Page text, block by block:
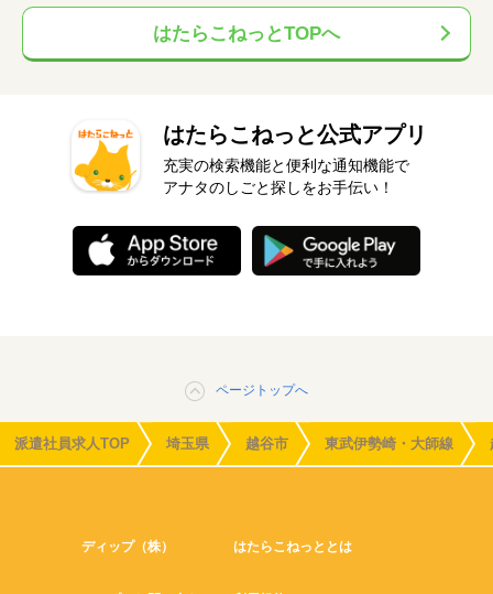
はたらこねっとTOPへ
はたらこねっと公式アプリ
充実の検索機能と便利な通知機能で
アナタのしごと探しをお手伝い！
ページトップへ
派遣社員求人TOP 埼玉県 越谷市 東武伊勢崎・大師線
ディップ（株） はたらこねっととは